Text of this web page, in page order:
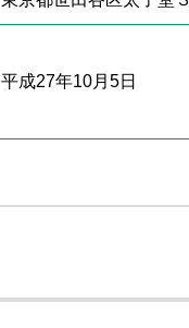
平成27年10月5日